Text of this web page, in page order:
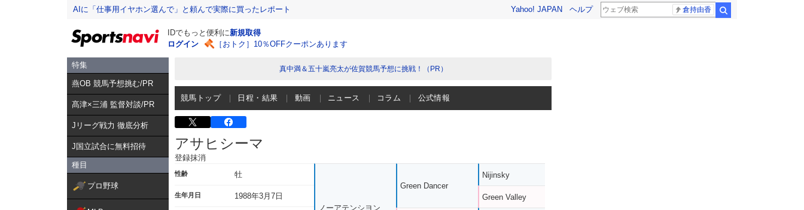
AIに「仕事用イヤホン選んで」と頼んで実際に買ったレポート Yahoo! JAPAN ヘルプ 倉持由香
IDでもっと便利に新規取得
ログイン
［おトク］10％OFFクーポンあります
特集
燕OB 競馬予想挑む/PR
髙津×三浦 監督対談/PR
Jリーグ戦力 徹底分析
J国立試合に無料招待
種目
プロ野球
真中満＆五十嵐亮太が佐賀競馬予想に挑戦！（PR）
競馬トップ 日程・結果 動画 ニュース コラム 公式情報
アサヒシーマ
登録抹消
性齢 牡
生年月日 1988年3月7日
ノーアテンシヨン
Green Dancer
Nijinsky
Green Valley